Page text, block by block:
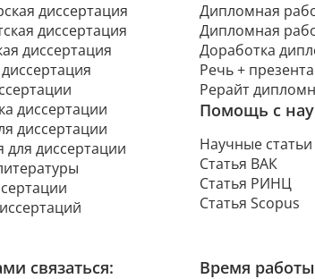
диссертация
диссертация
диссертация
диссертации
диссертации
для диссертации
Дипломная
Дипломная
Доработка
Речь +
Рерайт
Помощь с
Научные статьи
Статья ВАК
Статья РИНЦ
Статья Scopus
связаться: Время